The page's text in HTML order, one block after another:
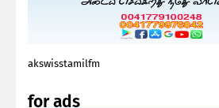
akswisstamilfm
for ads